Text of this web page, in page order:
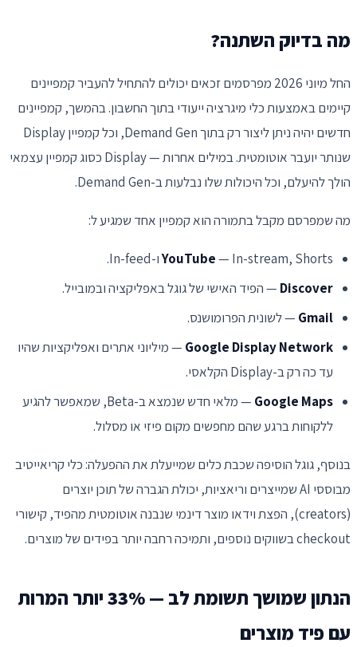
מה בדיוק השתנה?
החל מיוני 2026 מפרסמים זכאים יכולים להתחיל להעביר קמפיינים
קיימים באמצעות כלי מיגרציה ייעודי בתוך החשבון. בהמשך, קמפיינים
חדשים יהיה ניתן ליצור רק בתוך Demand Gen, וכל קמפיין Display
שנותר יועבר אוטומטית. במילים אחרות — Display כסוג קמפיין עצמאי
הולך להיעלם, וכל היכולות שלו נבלעות ב-Demand Gen.
מה שמפרסם מקבל בתמורה הוא קמפיין אחד שמגיע ל:
YouTube— In-stream, Shorts ו-In-feed.
Discover — הפיד האישי של גוגל באפליקציה ובמובייל.
Gmail — לשונית הפרומושנס.
Google Display Network — מיליוני אתרים ואפליקציות שהיו
עד כה רק ב-Display הקלאסי.
Google Maps
— מלאי חדש שנמצא ב-Beta, שמאפשר להגיע
ללקוחות ברגע שהם מחפשים מקום פיזי או מסלול.
בנוסף, גוגל הוסיפה שכבת כלים שמייעלת את ההפעלה: כלי קריאייטיב
מבוססי AI שמייצרים וריאציות, יכולת הגברה של תוכן יוצרים
(creators), הפצת וידאו מוצר דינמי שנבנה אוטומטית מהפיד, קישורי
checkout בשווקים נוספים, ותמיכה רחבה יותר בפידים של מוצרים.
הנתון שמושך תשומת לב — 33% יותר המרות
עם פיד מוצרים